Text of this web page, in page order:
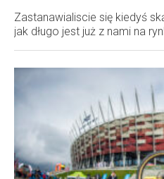
Zastanawialiscie się kiedyś
jak długo jest już z nami na